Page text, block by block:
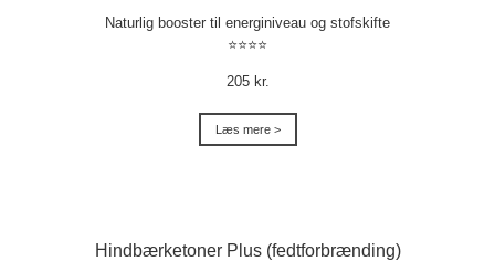
Naturlig booster til energiniveau og stofskifte
⭐⭐⭐⭐
205 kr.
Læs mere >
Hindbærketoner Plus (fedtforbrænding)